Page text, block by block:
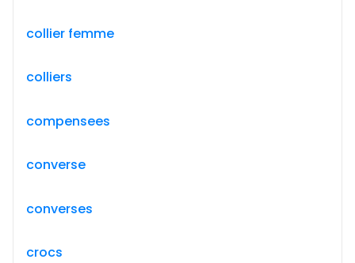
collier femme
colliers
compensees
converse
converses
crocs